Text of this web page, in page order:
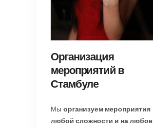
Организация
мероприятий в
Стамбуле
Мы организуем мероприятия
любой сложности и на любое